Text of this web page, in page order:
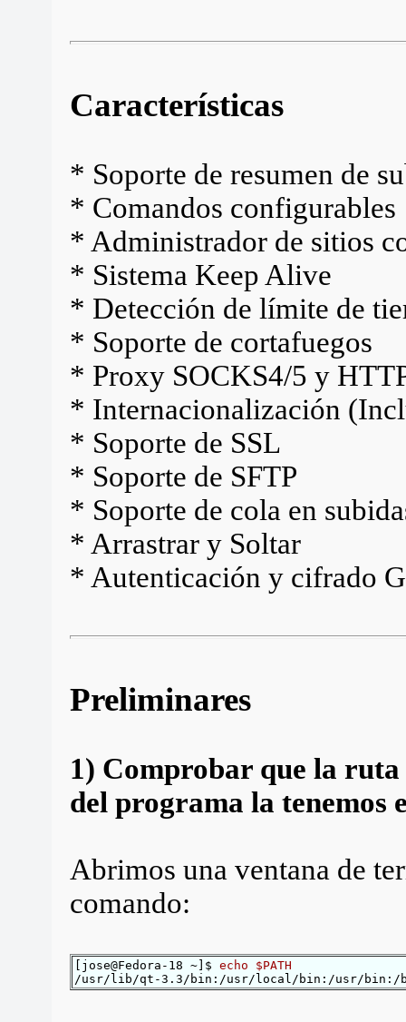
Características
* Soporte de resumen de
* Comandos configurables
* Administrador de sitios
* Sistema Keep Alive
* Detección de límite de
* Soporte de cortafuegos
* Proxy SOCKS4/5 y
* Internacionalización
* Soporte de SSL
* Soporte de SFTP
* Soporte de cola en
* Arrastrar y Soltar
* Autenticación y cifrado
Preliminares
1) Comprobar que la
del programa la tenemos
Abrimos una ventana de
comando:
[jose@Fedora-18 ~]$ echo $PATH
/usr/lib/qt-3.3/bin:/usr/local/bin:/usr/bin:/